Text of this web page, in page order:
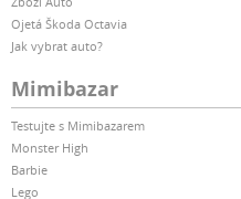
Ojetá Škoda Octavia
Jak vybrat auto?
Mimibazar
Testujte s Mimibazarem
Monster High
Barbie
Lego